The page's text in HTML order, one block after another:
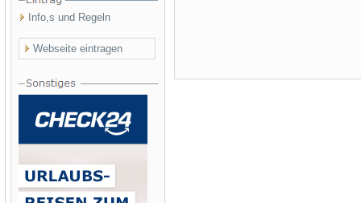
Info,s und Regeln
Webseite eintragen